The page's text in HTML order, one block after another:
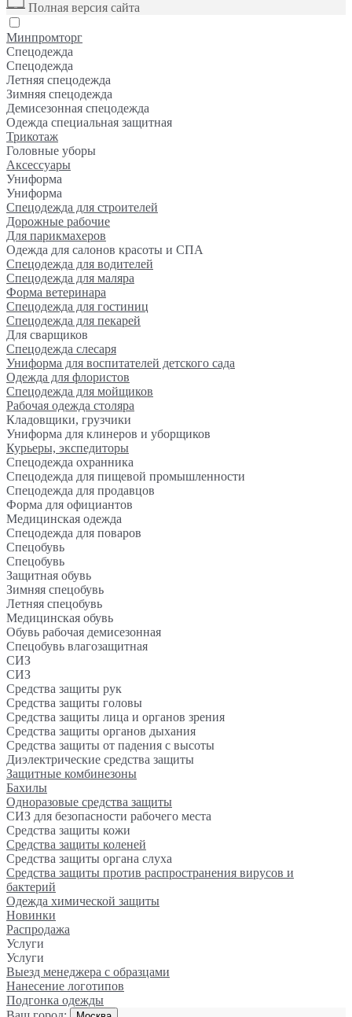
Полная версия сайта
Минпромторг
Спецодежда
Спецодежда
Летняя спецодежда
Зимняя спецодежда
Демисезонная спецодежда
Одежда специальная защитная
Трикотаж
Головные уборы
Аксессуары
Униформа
Униформа
Спецодежда для строителей
Дорожные рабочие
Для парикмахеров
Одежда для салонов красоты и СПА
Спецодежда для водителей
Спецодежда для маляра
Форма ветеринара
Спецодежда для гостиниц
Спецодежда для пекарей
Для сварщиков
Спецодежда слесаря
Униформа для воспитателей детского сада
Одежда для флористов
Спецодежда для мойщиков
Рабочая одежда столяра
Кладовщики, грузчики
Униформа для клинеров и уборщиков
Курьеры, экспедиторы
Спецодежда охранника
Спецодежда для пищевой промышленности
Спецодежда для продавцов
Форма для официантов
Медицинская одежда
Спецодежда для поваров
Спецобувь
Спецобувь
Защитная обувь
Зимняя спецобувь
Летняя спецобувь
Медицинская обувь
Обувь рабочая демисезонная
Спецобувь влагозащитная
СИЗ
СИЗ
Средства защиты рук
Средства защиты головы
Средства защиты лица и органов зрения
Средства защиты органов дыхания
Средства защиты от падения с высоты
Диэлектрические средства защиты
Защитные комбинезоны
Бахилы
Одноразовые средства защиты
СИЗ для безопасности рабочего места
Средства защиты кожи
Средства защиты коленей
Средства защиты органа слуха
Средства защиты против распространения вирусов и
бактерий
Одежда химической защиты
Новинки
Распродажа
Услуги
Услуги
Выезд менеджера с образцами
Нанесение логотипов
Подгонка одежды